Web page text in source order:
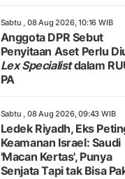
Sabtu , 08 Aug 2026, 10:16 WIB
Anggota DPR Sebut
Penyitaan Aset Perlu
Lex Specialistdalam
PA
Sabtu , 08 Aug 2026, 09:43 WIB
Ledek Riyadh, Eks
Keamanan Israel: Saudi
'Macan Kertas', Punya
Senjata Tapi tak Bisa